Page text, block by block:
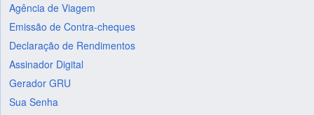
Agência de Viagem
Emissão de Contra-cheques
Declaração de Rendimentos
Assinador Digital
Gerador GRU
Sua Senha